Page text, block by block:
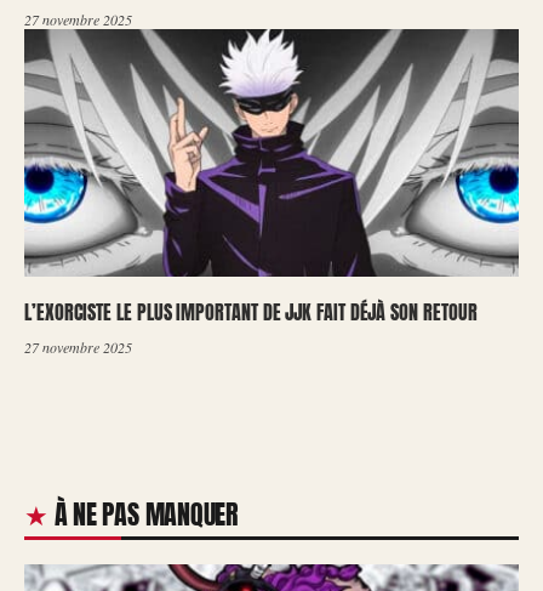
27 novembre 2025
L’EXORCISTE LE PLUS IMPORTANT DE JJK FAIT DÉJÀ SON RETOUR
27 novembre 2025
À NE PAS MANQUER